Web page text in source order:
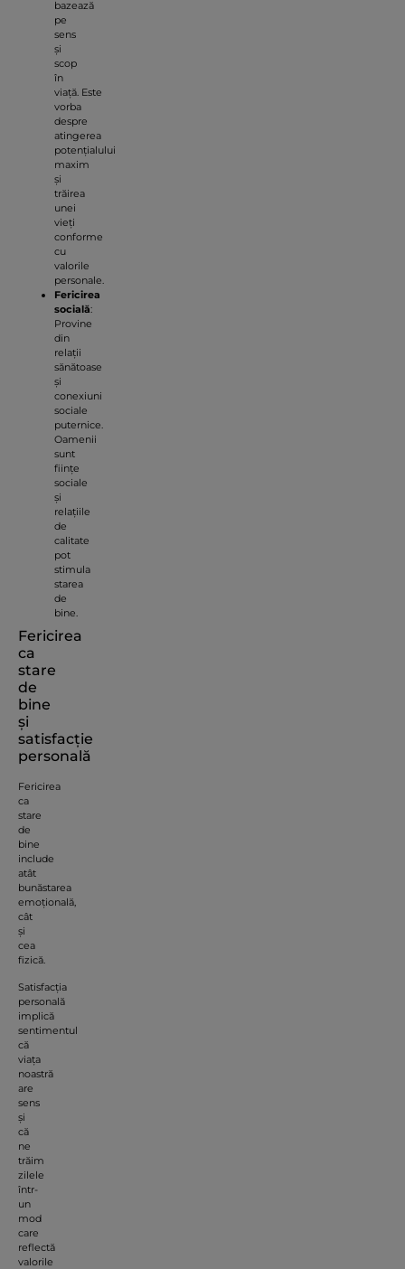
bazează
pe
sens
și
scop
în
viață. Este
vorba
despre
atingerea
potențialului
maxim
și
trăirea
unei
vieți
conforme
cu
valorile
personale.
Fericirea
socială:
Provine
din
relații
sănătoase
și
conexiuni
sociale
puternice.
Oamenii
sunt
ființe
sociale
și
relațiile
de
calitate
pot
stimula
starea
de
bine.
Fericirea
ca
stare
de
bine
și
satisfacție
personală
Fericirea
ca
stare
de
bine
include
atât
bunăstarea
emoțională,
cât
și
cea
fizică.
Satisfacția
personală
implică
sentimentul
că
viața
noastră
are
sens
și
că
ne
trăim
zilele
într-
un
mod
care
reflectă
valorile